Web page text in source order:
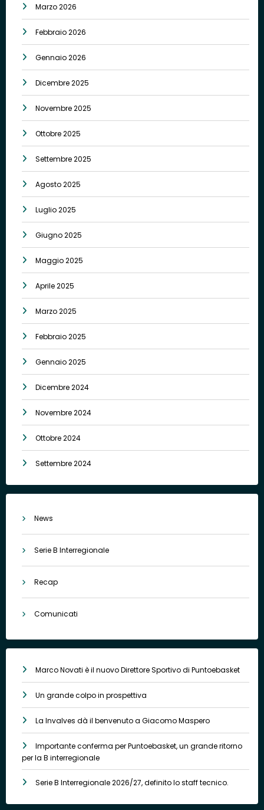
Marzo 2026
Febbraio 2026
Gennaio 2026
Dicembre 2025
Novembre 2025
Ottobre 2025
Settembre 2025
Agosto 2025
Luglio 2025
Giugno 2025
Maggio 2025
Aprile 2025
Marzo 2025
Febbraio 2025
Gennaio 2025
Dicembre 2024
Novembre 2024
Ottobre 2024
Settembre 2024
News
Serie B Interregionale
Recap
Comunicati
Marco Novati è il nuovo Direttore Sportivo di Puntoebasket
Un grande colpo in prospettiva
La Invalves dà il benvenuto a Giacomo Maspero
Importante conferma per Puntoebasket, un grande ritorno
per la B interregionale
Serie B Interregionale 2026/27, definito lo staff tecnico.